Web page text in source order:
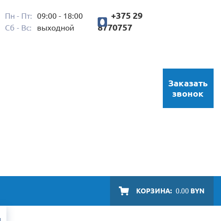
Пн - Пт:
09:00 - 18:00
Сб - Вс:
выходной
+375 29
8770757
Заказать
звонок
КОРЗИНА: 0.00 BYN